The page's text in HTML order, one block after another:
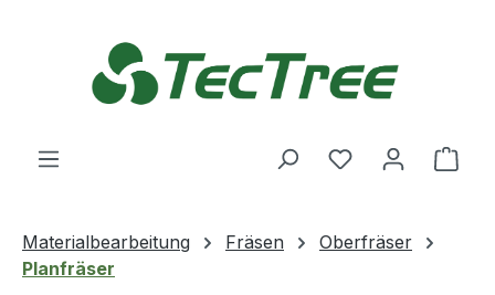
Du hast 0
Materialbearbeitung Fräsen
Oberfräser
Planfräser